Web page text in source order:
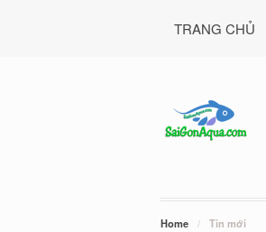
TRANG CHỦ
Home / Tin mới